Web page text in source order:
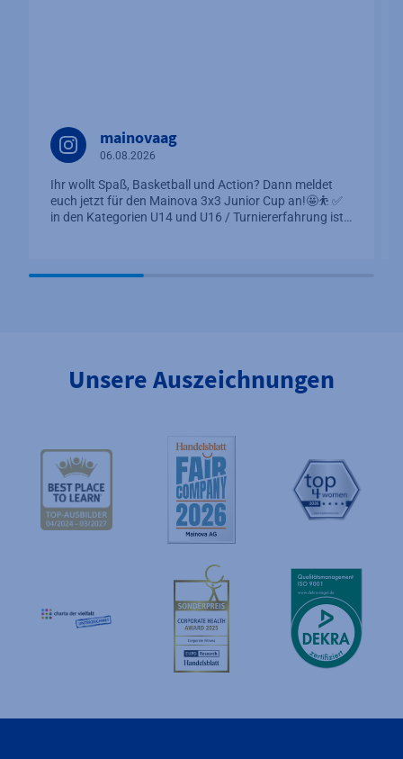
mainovaag
06.08.2026
Ihr wollt Spaß, Basketball und Action? Dann meldet
euch jetzt für den Mainova 3x3 Junior Cup an!🤩⛹️ ✅
in den Kategorien U14 und U16 / Turniererfahrung ist…
Unsere Auszeichnungen